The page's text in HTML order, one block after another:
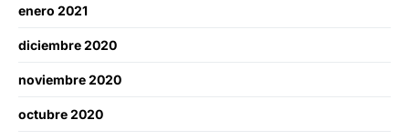
enero 2021
diciembre 2020
noviembre 2020
octubre 2020